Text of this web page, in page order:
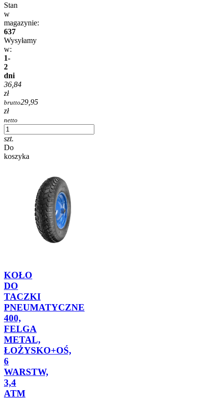
Stan
w
magazynie:
637
Wysyłamy
w:
1-
2
dni
36,84
zł
brutto29,95
zł
netto
szt.
Do
koszyka
KOŁO
DO
TACZKI
PNEUMATYCZNE
400,
FELGA
METAL,
ŁOŻYSKO+OŚ,
6
WARSTW,
3,4
ATM